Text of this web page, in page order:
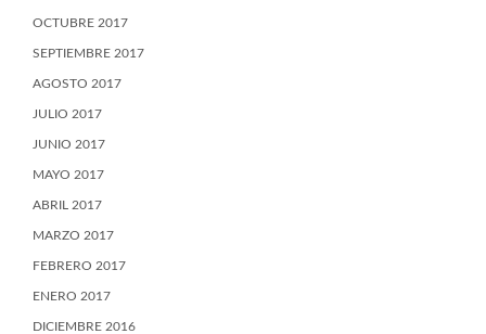
OCTUBRE 2017
SEPTIEMBRE 2017
AGOSTO 2017
JULIO 2017
JUNIO 2017
MAYO 2017
ABRIL 2017
MARZO 2017
FEBRERO 2017
ENERO 2017
DICIEMBRE 2016